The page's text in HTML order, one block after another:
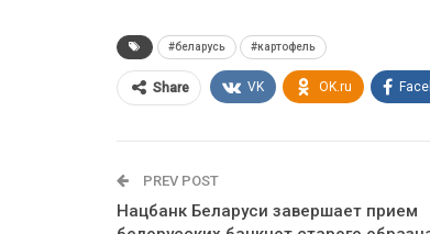
#беларусь #картофель
Share VK OK.ru
PREV POST
Нацбанк Беларуси завершает прием